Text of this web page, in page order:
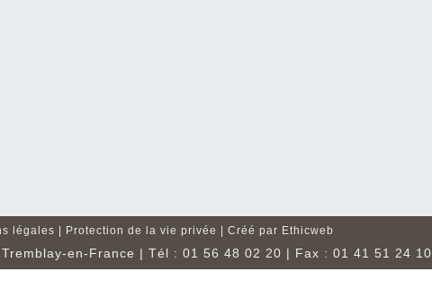
légales Protection de la vie privée Créé par Ethicweb
en-France | Tél : 01 56 48 02 20 | Fax : 01 41 51 24 10